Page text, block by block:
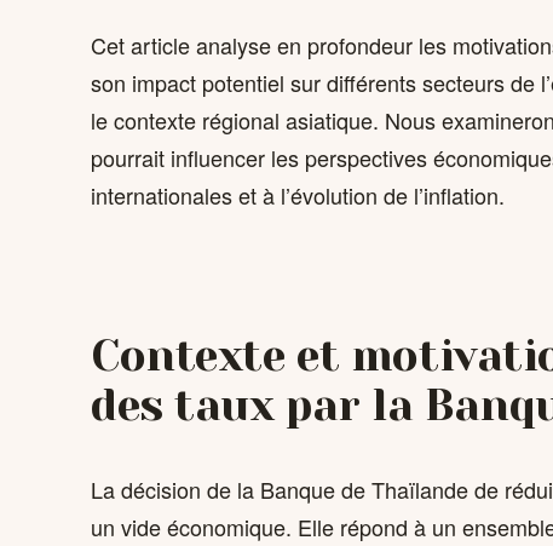
Cet article analyse en profondeur les
son impact potentiel sur différents secteurs de
le contexte régional asiatique. Nous
pourrait influencer les perspectives
internationales et à l’évolution de l’inflation.
Contexte et
des taux par la
La décision de la Banque de Thaïlande de
un vide économique. Elle répond à un